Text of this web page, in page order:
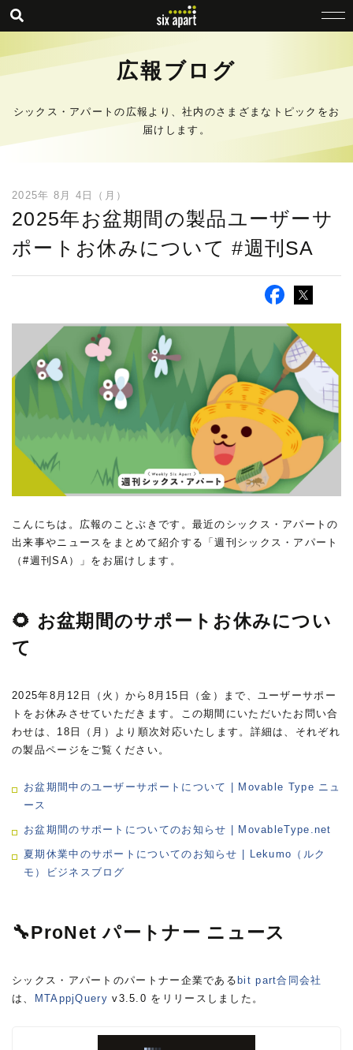
広報ブログ
シックス・アパートの広報より、社内のさまざまなトピックをお
届けします。
2025年 8月 4日（月）
2025年お盆期間の製品ユーザーサ
ポートお休みについて #週刊SA
こんにちは。広報のことぶきです。最近のシックス・アパートの
出来事やニュースをまとめて紹介する「週刊シックス・アパート
（#週刊SA）」をお届けします。
🌻 お盆期間のサポートお休みについ
て
2025年8月12日（火）から8月15日（金）まで、ユーザーサポー
トをお休みさせていただきます。この期間にいただいたお問い合
わせは、18日（月）より順次対応いたします。詳細は、それぞれ
の製品ページをご覧ください。
お盆期間中のユーザーサポートについて | Movable Type ニュ
ース
お盆期間のサポートについてのお知らせ | MovableType.net
夏期休業中のサポートについてのお知らせ | Lekumo（ルク
モ）ビジネスブログ
🔧ProNet パートナー ニュース
シックス・アパートのパートナー企業である bit part合同会社
は、
MTAppjQuery v3.5.0 をリリースしました。